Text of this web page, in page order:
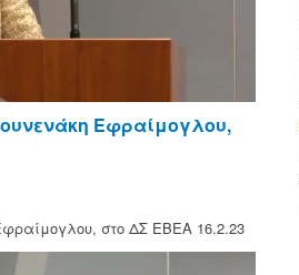
Εφραίμογλου,
στο ΔΣ EBEA 16.2.23